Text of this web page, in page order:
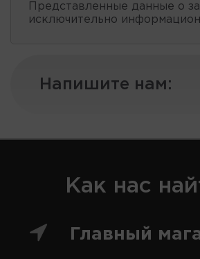
Представленные данные о
исключительно
Напишите нам:
Как нас
Главный